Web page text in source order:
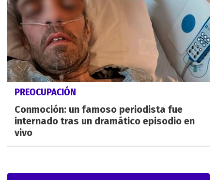
PREOCUPACIÓN
Conmoción: un famoso periodista fue
internado tras un dramático episodio en
vivo